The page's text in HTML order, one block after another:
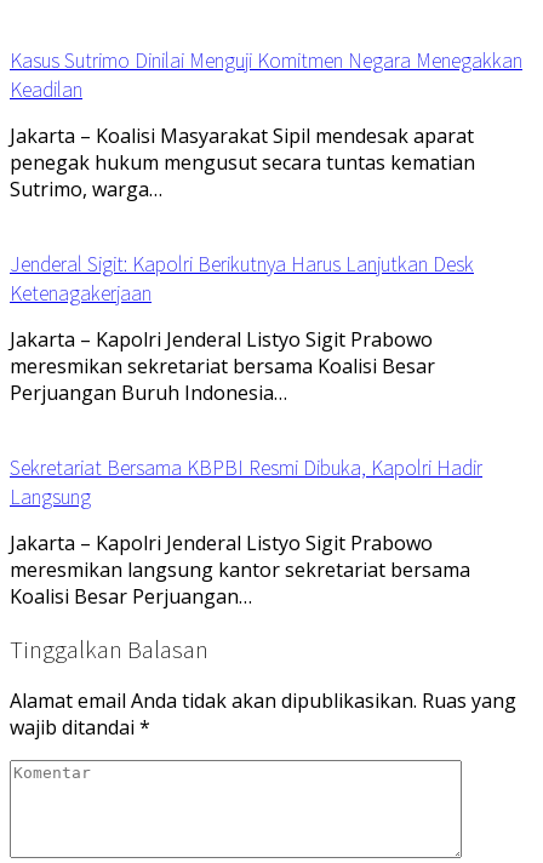
Kasus Sutrimo Dinilai Menguji Komitmen Negara Menegakkan
Keadilan
Jakarta – Koalisi Masyarakat Sipil mendesak aparat
penegak hukum mengusut secara tuntas kematian
Sutrimo, warga…
Jenderal Sigit: Kapolri Berikutnya Harus Lanjutkan Desk
Ketenagakerjaan
Jakarta – Kapolri Jenderal Listyo Sigit Prabowo
meresmikan sekretariat bersama Koalisi Besar
Perjuangan Buruh Indonesia…
Sekretariat Bersama KBPBI Resmi Dibuka, Kapolri Hadir
Langsung
Jakarta – Kapolri Jenderal Listyo Sigit Prabowo
meresmikan langsung kantor sekretariat bersama
Koalisi Besar Perjuangan…
Tinggalkan Balasan
Alamat email Anda tidak akan dipublikasikan. Ruas yang
wajib ditandai *